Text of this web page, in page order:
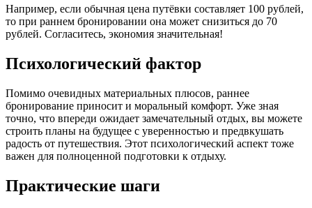
Например, если обычная цена путёвки составляет 100 рублей,
то при раннем бронировании она может снизиться до 70
рублей. Согласитесь, экономия значительная!
Психологический фактор
Помимо очевидных материальных плюсов, раннее
бронирование приносит и моральный комфорт. Уже зная
точно, что впереди ожидает замечательный отдых, вы можете
строить планы на будущее с уверенностью и предвкушать
радость от путешествия. Этот психологический аспект тоже
важен для полноценной подготовки к отдыху.
Практические шаги